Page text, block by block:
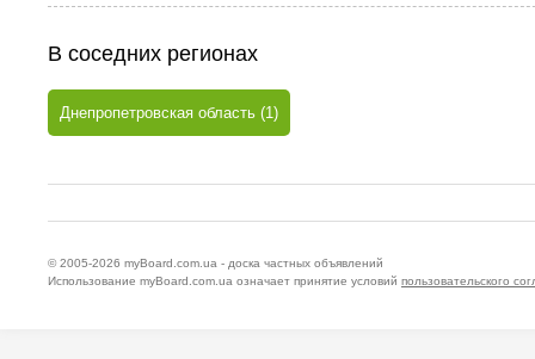
В соседних регионах
Днепропетровская область (1)
© 2005-2026 myBoard.com.ua - доска частных объявлений
Использование myBoard.com.ua означает принятие условий пользовательского